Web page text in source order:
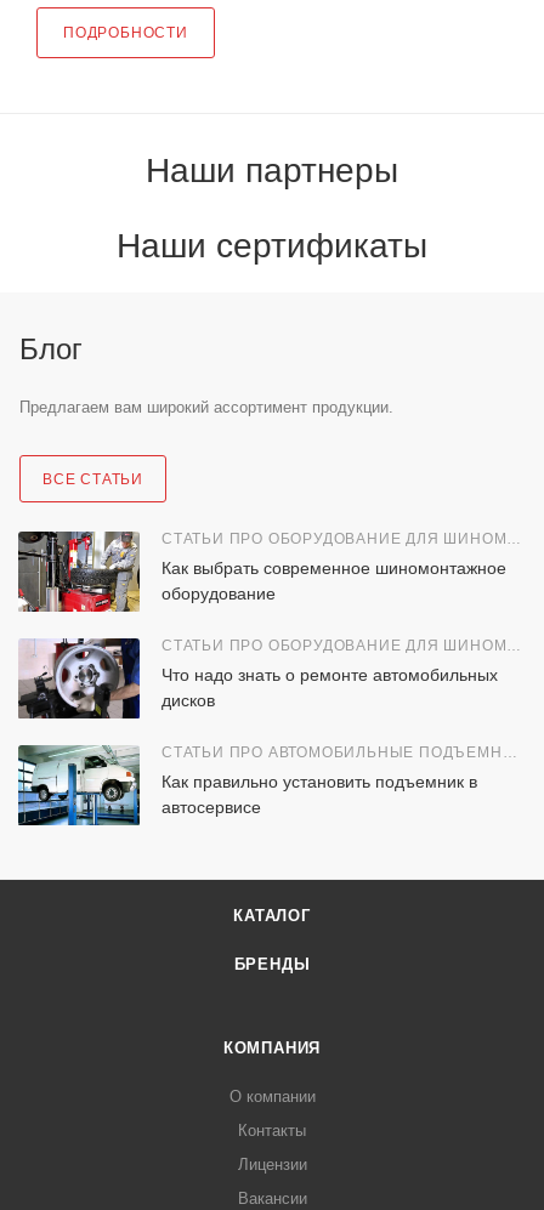
ПОДРОБНОСТИ
Наши партнеры
Наши сертификаты
Блог
Предлагаем вам широкий ассортимент продукции.
ВСЕ СТАТЬИ
СТАТЬИ ПРО ОБОРУДОВАНИЕ ДЛЯ ШИНОМОНТАЖА
Как выбрать современное шиномонтажное
оборудование
СТАТЬИ ПРО ОБОРУДОВАНИЕ ДЛЯ ШИНОМОНТАЖА
Что надо знать о ремонте автомобильных
дисков
СТАТЬИ ПРО АВТОМОБИЛЬНЫЕ ПОДЪЕМНИКИ
Как правильно установить подъемник в
автосервисе
КАТАЛОГ
БРЕНДЫ
КОМПАНИЯ
О компании
Контакты
Лицензии
Вакансии